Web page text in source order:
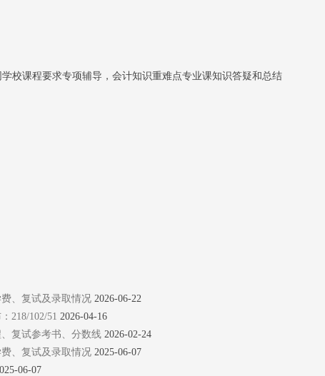
校课程要求专项辅导，会计知识重难点专业课知识答疑和总结
、复试及录取情况 2026-06-22
218/102/51 2026-04-16
复试参考书、分数线 2026-02-24
、复试及录取情况 2025-06-07
06-07